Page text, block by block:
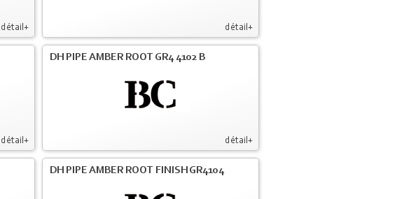
détail+ détail+
détail+ détail+
DH PIPE AMBER ROOT GR4 4102 B
DH PIPE AMBER ROOT FINISH GR4104